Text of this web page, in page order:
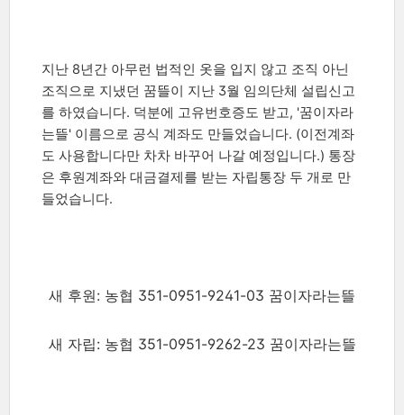
지난 8년간 아무런 법적인 옷을 입지 않고 조직 아닌
조직으로 지냈던 꿈뜰이 지난 3월 임의단체 설립신고
를 하였습니다. 덕분에 고유번호증도 받고, '꿈이자라
는뜰' 이름으로 공식 계좌도 만들었습니다. (이전계좌
도 사용합니다만 차차 바꾸어 나갈 예정입니다.) 통장
은 후원계좌와 대금결제를 받는 자립통장 두 개로 만
들었습니다.
새 후원: 농협 351-0951-9241-03 꿈이자라는뜰
새 자립: 농협 351-0951-9262-23 꿈이자라는뜰